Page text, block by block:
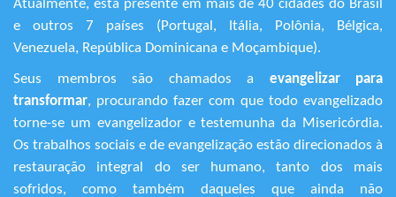
Atualmente, está presente em mais de 40 cidades do Brasil
e outros 7 países (Portugal, Itália, Polônia, Bélgica,
Venezuela, República Dominicana e Moçambique).
Seus membros são chamados a evangelizar para
transformar, procurando fazer com que todo evangelizado
torne-se um evangelizador e testemunha da Misericórdia.
Os trabalhos sociais e de evangelização estão direcionados à
restauração integral do ser humano, tanto dos mais
sofridos, como também daqueles que ainda não